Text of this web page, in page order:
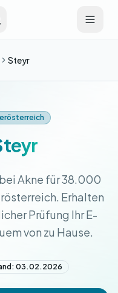
Steyr
Akne für 38.000
Erhalten
Prüfung Ihr E-
von zu Hause.
03.02.2026